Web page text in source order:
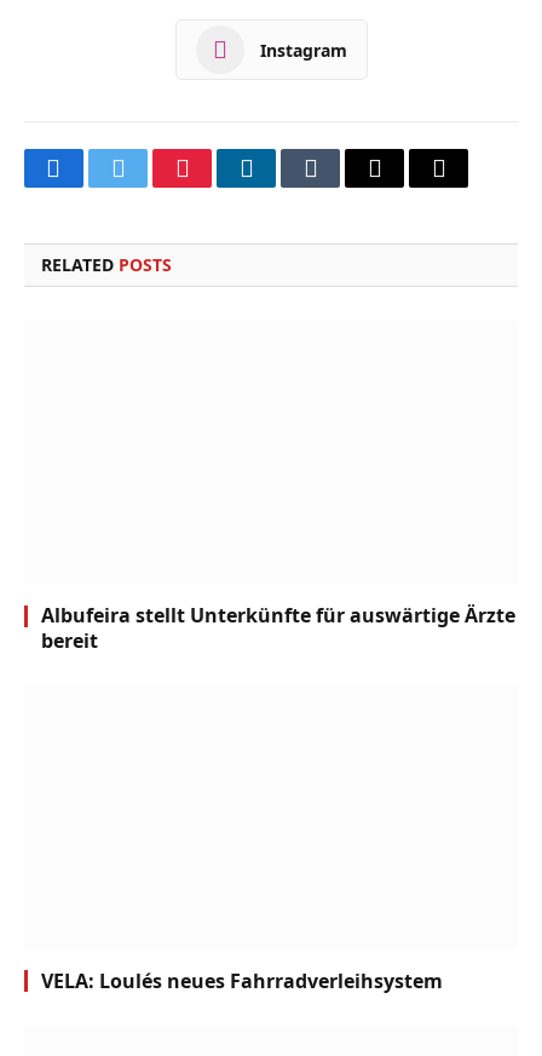
Instagram
FacebookTwitterPinterestLinkedInTumblrEmail
Copy
RELATED POSTS
Albufeira stellt Unterkünfte für auswärtige Ärzte
bereit
VELA: Loulés neues Fahrradverleihsystem